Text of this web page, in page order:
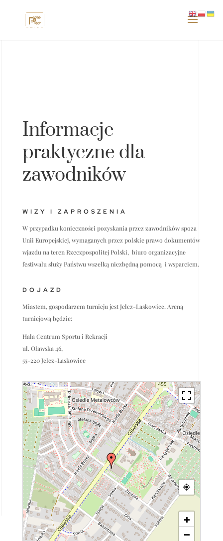
Informacje
praktyczne dla
zawodników
WIZY I ZAPROSZENIA
W przypadku konieczności pozyskania przez zawodników spoza
Unii Europejskiej, wymaganych przez polskie prawo dokumentów
wjazdu na teren Rzeczpospolitej Polski, biuro organizacyjne
festiwalu służy Państwu wszelką niezbędną pomocą i wsparciem.
DOJAZD
Miastem, gospodarzem turnieju jest Jelcz-Laskowice. Areną
turniejową będzie:
Hala Centrum Sportu i Rekracji
ul. Oławska 46,
55-220 Jelcz-Laskowice
+
−